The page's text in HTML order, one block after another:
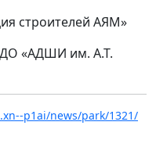
строителей АЯМ»
«АДШИ им. А.Т.
p1ai/news/park/1321/